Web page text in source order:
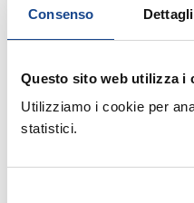
Consenso Dettagli
Questo sito web utilizza i
Utilizziamo i cookie per
statistici.
MATERIALE
Prossimi corsi